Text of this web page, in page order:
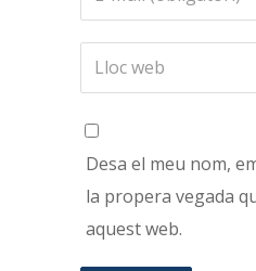
Desa el meu nom,
la propera vegada
aquest web.